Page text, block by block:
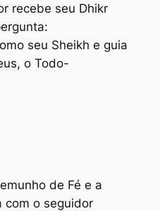
recebe seu Dhikr
seu Sheikh e guia
o Todo-
de Fé e a
com o seguidor